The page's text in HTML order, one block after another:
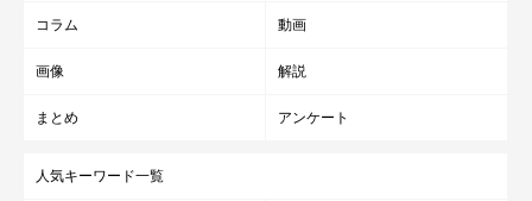
コラム 動画
画像 解説
まとめ アンケート
人気キーワード一覧